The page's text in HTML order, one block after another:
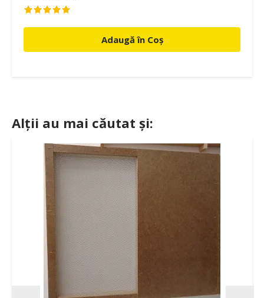
Adaugă în Coș
Alții au mai căutat și: